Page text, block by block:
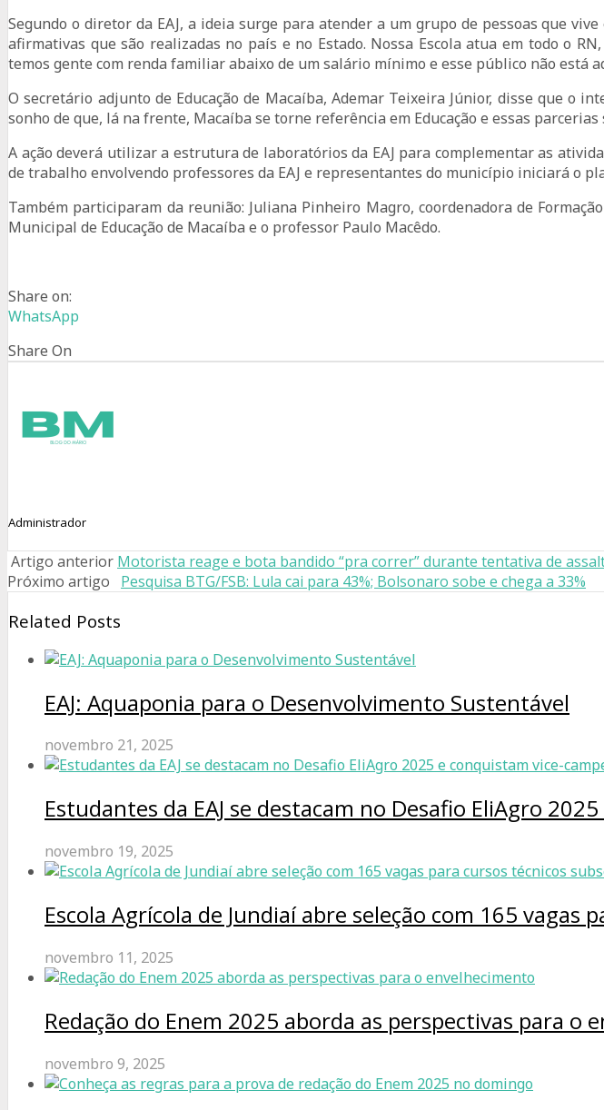
Segundo o diretor da EAJ, a ideia surge para atender a um grupo de pessoas que
afirmativas que são realizadas no país e no Estado. Nossa Escola atua em todo o
temos gente com renda familiar abaixo de um salário mínimo e esse público não está
O secretário adjunto de Educação de Macaíba, Ademar Teixeira Júnior, disse que o
sonho de que, lá na frente, Macaíba se torne referência em Educação e essas
A ação deverá utilizar a estrutura de laboratórios da EAJ para complementar as
de trabalho envolvendo professores da EAJ e representantes do município iniciará o
Também participaram da reunião: Juliana Pinheiro Magro, coordenadora de
Municipal de Educação de Macaíba e o professor Paulo Macêdo.
Share on:
WhatsApp
Share On
Administrador
Artigo anterior Motorista reage e bota bandido “pra correr” durante tentativa de
Próximo artigo
Pesquisa BTG/FSB: Lula cai para 43%; Bolsonaro sobe e chega a 33%
Related Posts
EAJ: Aquaponia para o Desenvolvimento Sustentável
novembro 21, 2025
Estudantes da EAJ se destacam no Desafio EliAgro
novembro 19, 2025
Escola Agrícola de Jundiaí abre seleção com 165 vagas
novembro 11, 2025
Redação do Enem 2025 aborda as perspectivas para o
novembro 9, 2025